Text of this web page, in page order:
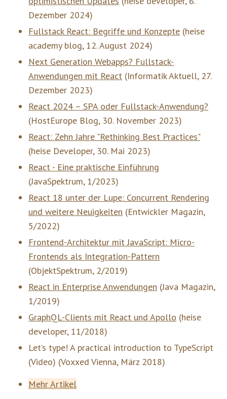
Dezember 2024)
Fullstack React: Begriffe und Konzepte (heise
academy blog, 12. August 2024)
Next Generation Webapps? Fullstack-
Anwendungen mit React (Informatik Aktuell, 27.
Dezember 2023)
React 2024 – SPA oder Fullstack-Anwendung?
(HostEurope Blog, 30. November 2023)
React: Zehn Jahre "Rethinking Best Practices"
(heise Developer, 30. Mai 2023)
React - Eine praktische Einführung
(JavaSpektrum, 1/2023)
React 18 unter der Lupe: Concurrent Rendering
und weitere Neuigkeiten (Entwickler Magazin,
5/2022)
Frontend-Architektur mit JavaScript: Micro-
Frontends als Integration-Pattern
(ObjektSpektrum, 2/2019)
React in Enterprise Anwendungen (Java Magazin,
1/2019)
GraphQL-Clients mit React und Apollo (heise
developer, 11/2018)
Let’s type! A practical introduction to TypeScript
(Video) (Voxxed Vienna, März 2018)
Mehr Artikel